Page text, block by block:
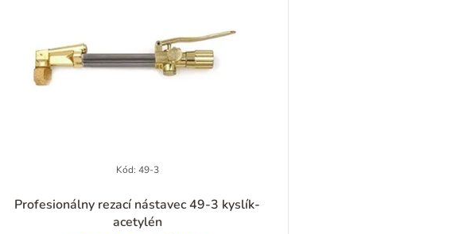
Profesionálny rezací nástavec 49-3 kyslík-
acetylén
Kód: 49-3